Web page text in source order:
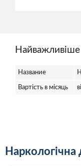
Название
Вартість в місяць
Наркологічна